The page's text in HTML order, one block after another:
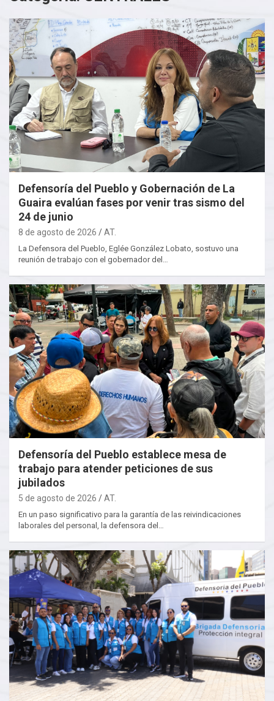
Defensoría del Pueblo y Gobernación de La
Guaira evalúan fases por venir tras sismo del
24 de junio
8 de agosto de 2026 AT.
La Defensora del Pueblo, Eglée González Lobato, sostuvo una
reunión de trabajo con el gobernador del…
Defensoría del Pueblo establece mesa de
trabajo para atender peticiones de sus
jubilados
5 de agosto de 2026 AT.
En un paso significativo para la garantía de las reivindicaciones
laborales del personal, la defensora del…